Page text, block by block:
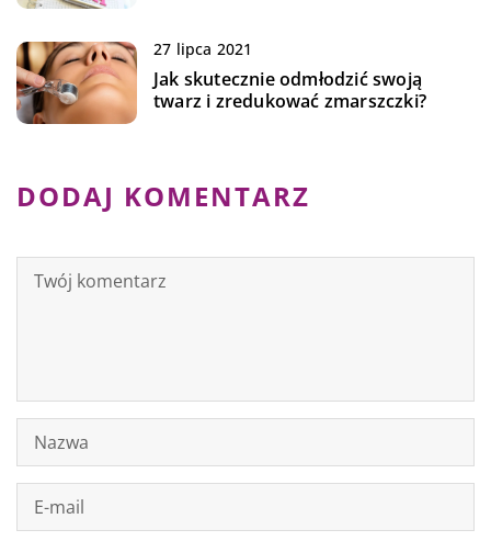
27 lipca 2021
Jak skutecznie odmłodzić swoją
twarz i zredukować zmarszczki?
DODAJ KOMENTARZ